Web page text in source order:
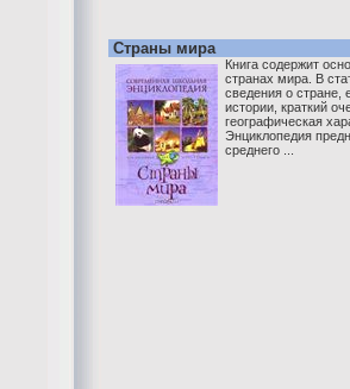
Страны мира
Книга содержит
странах мира. В
сведения о стране,
истории, краткий
географическая
Энциклопедия
среднего ...